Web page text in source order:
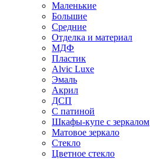
Маленькие
Большие
Средние
Отделка и материал
МДФ
Пластик
Alvic Luxe
Эмаль
Акрил
ДСП
С патиной
Шкафы-купе с зеркалом
Матовое зеркало
Стекло
Цветное стекло